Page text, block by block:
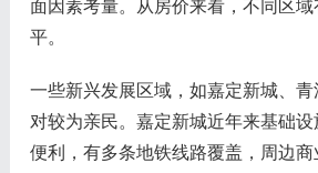
面因素考量。从房价来看，不同区
平。
一些新兴发展区域，如嘉定新城、
对较为亲民。嘉定新城近年来基础
便利，有多条地铁线路覆盖，周边